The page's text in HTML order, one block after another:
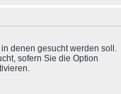
denen gesucht werden soll.
sofern Sie die Option